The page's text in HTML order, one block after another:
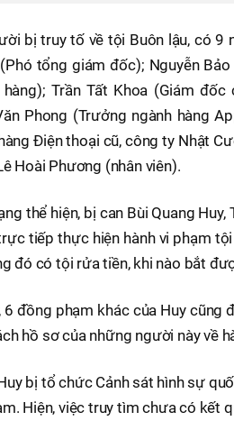
bị truy tố về tội Buôn lậu, có 9
tổng giám đốc); Nguyễn
Trần Tất Khoa (Giám đốc
Phong (Trưởng ngành hàng
Điện thoại cũ, công ty Nhật
Hoài Phương (nhân viên).
thể hiện, bị can Bùi Quang
tiếp thực hiện hành vi phạm
đó có tội rửa tiền, khi nào bắt
6 đồng phạm khác của Huy
hồ sơ của những người này về
bị tổ chức Cảnh sát hình sự
Hiện, việc truy tìm chưa có kết